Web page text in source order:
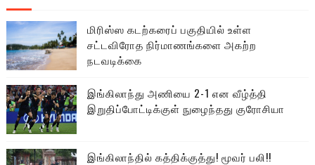
மிரிஸ்ஸ கடற்கரைப் பகுதியில் உள்ள
சட்டவிரோத நிர்மாணங்களை அகற்ற
நடவடிக்கை
இங்கிலாந்து அணியை 2-1 என வீழ்த்தி
இறுதிப்போட்டிக்குள் நுழைந்தது குரோசியா
இங்கிலாந்தில் கத்திக்குத்து! மூவர் பலி!!